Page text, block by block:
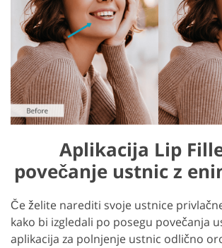
Aplikacija Lip
povečanje ustnic z
Če želite narediti svoje ustnice
kako bi izgledali po posegu povečanja
aplikacija za polnjenje ustnic odlično